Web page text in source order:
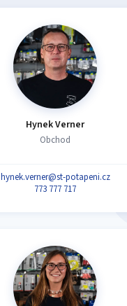
Hynek Verner
Obchod
hynek.verner@st-potapeni.cz
773 777 717